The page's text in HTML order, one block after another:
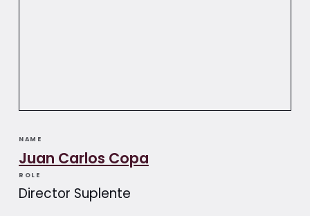
NAME
Juan Carlos Copa
ROLE
Director Suplente